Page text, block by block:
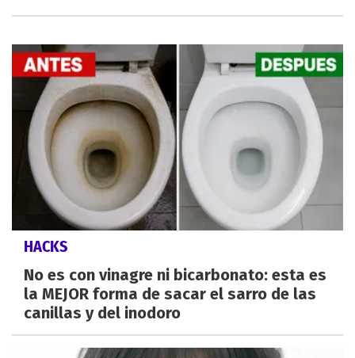
HACKS
No es con vinagre ni bicarbonato: esta es
la MEJOR forma de sacar el sarro de las
canillas y del inodoro